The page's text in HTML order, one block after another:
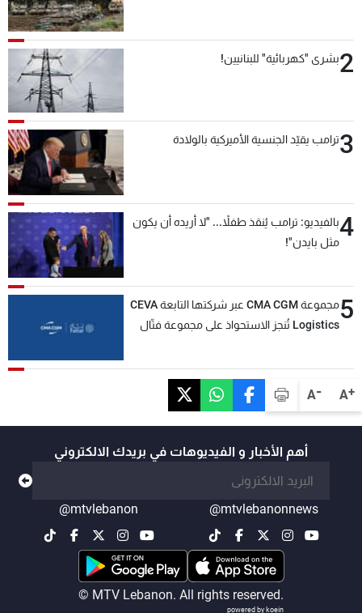
A+
A-
2بشرى "كهربائية" للبنانيين!
3ترامب يقيّد الجنسية الأميركية بالولادة
4بالفيديو: ترامب يُنقذ طفلاً... "لا أريده أن يكون
مثل بايدن"!
5
مجموعة CMA CGM عبر شركتها التابعة CEVA
Logistics تُنجز الاستحواذ على مجموعة فتّال
أهم الأخبار و الفيديوهات في بريدك الالكتروني
@mtvlebanonnews
@mtvlebanon
© MTV Lebanon. All rights reserved.
powered by koein